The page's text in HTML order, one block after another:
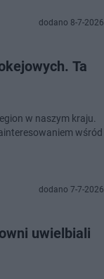
dodano 8-7-2026
Ta
w naszym kraju.
wśród
dodano 7-7-2026
uwielbiali